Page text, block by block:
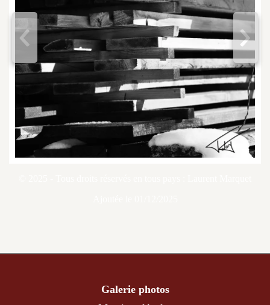
< >
Galerie photos